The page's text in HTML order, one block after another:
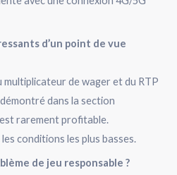
d’un point de vue
de wager et du RTP
dans la section
rarement profitable.
conditions les plus basses.
de jeu responsable ?